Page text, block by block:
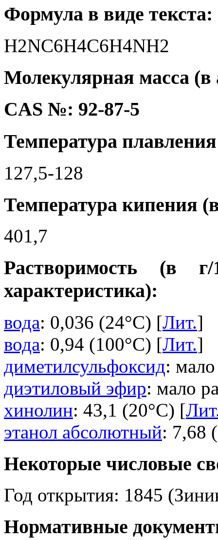
Формула в виде текста:
H2NC6H4C6H4NH2
Молекулярная масса (в
CAS №: 92-87-5
Температура
127,5-128
Температура кипения
401,7
Растворимость (в
характеристика):
вода: 0,036 (24°C) [Лит.]
вода: 0,94 (100°C) [Лит.]
диметилсульфоксид:
диэтиловый эфир: мало
хинолин: 43,1 (20°C) [
этанол абсолютный: 7,68
Некоторые числовые
Год открытия: 1845
Нормативные